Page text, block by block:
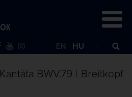
EN HU
BWV.79 | Breitkopf